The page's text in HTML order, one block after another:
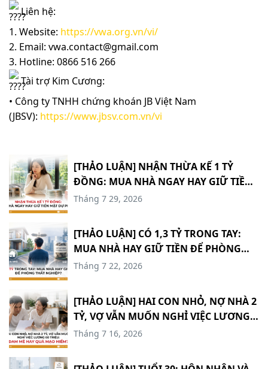
Liên hệ:
1. Website: https://vwa.org.vn/vi/
2. Email: vwa.contact@gmail.com
3. Hotline: 0866 516 266
Tài trợ Kim Cương:
• Công ty TNHH chứng khoán JB Việt Nam
(JBSV): https://www.jbsv.com.vn/vi
[THẢO LUẬN] NHẬN THỪA KẾ 1 TỶ
ĐỒNG: MUA NHÀ NGAY HAY GIỮ TIỀN
MẶT DỰ PHÒNG? #TCCN18
Tháng 7 29, 2026
[THẢO LUẬN] CÓ 1,3 TỶ TRONG TAY:
MUA NHÀ HAY GIỮ TIỀN ĐỂ PHÒNG
Tháng 7 22, 2026
[THẢO LUẬN] HAI CON NHỎ, NỢ NHÀ 2
TỶ, VỢ VẪN MUỐN NGHỈ VIỆC LƯƠNG
60 TRIỆU: ĐAM MÊ HAY QUÁ MẠO
Tháng 7 16, 2026